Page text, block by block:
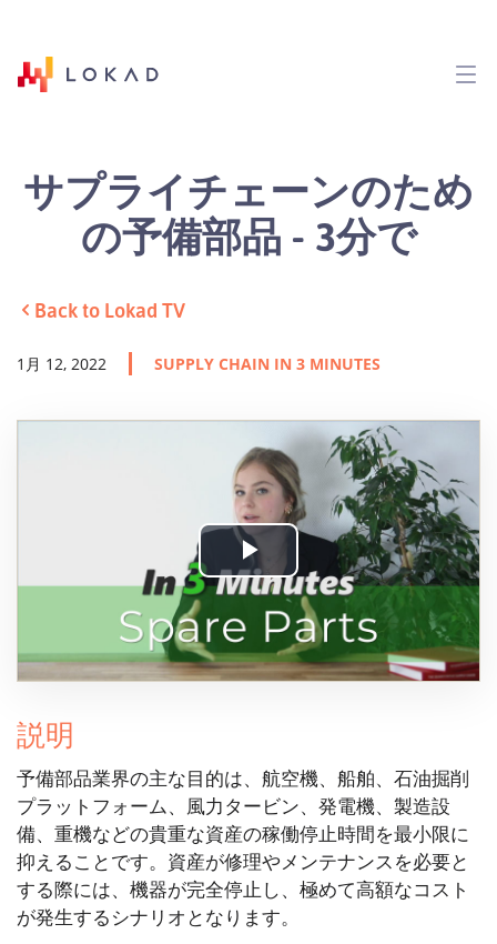
サプライチェーンのため
の予備部品 - 3分で
Back to Lokad TV
1月 12, 2022 SUPPLY CHAIN IN 3 MINUTES
Play
Video
説明
予備部品業界の主な目的は、航空機、船舶、石油掘削
プラットフォーム、風力タービン、発電機、製造設
備、重機などの貴重な資産の稼働停止時間を最小限に
抑えることです。資産が修理やメンテナンスを必要と
する際には、機器が完全停止し、極めて高額なコスト
が発生するシナリオとなります。